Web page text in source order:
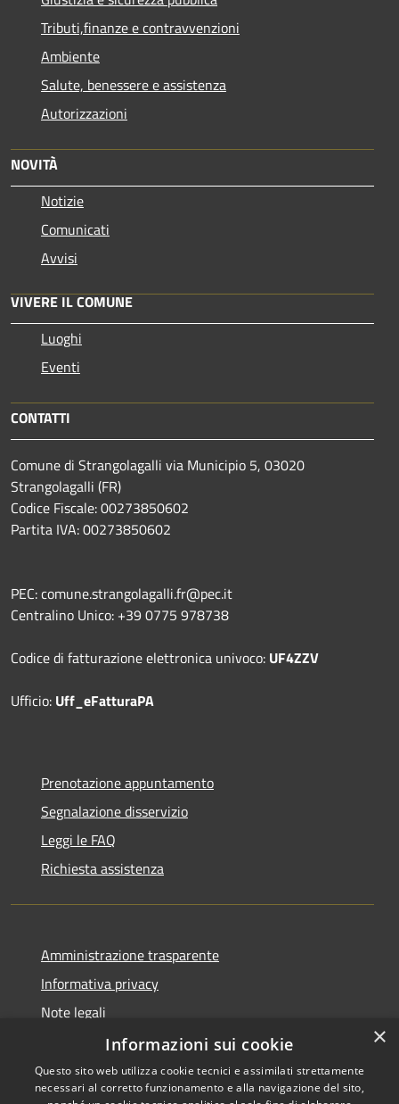
Tributi,finanze e contravvenzioni
Ambiente
Salute, benessere e assistenza
Autorizzazioni
NOVITÀ
Notizie
Comunicati
Avvisi
VIVERE IL COMUNE
Luoghi
Eventi
CONTATTI
Comune di Strangolagalli via Municipio 5, 03020
Strangolagalli (FR)
Codice Fiscale: 00273850602
Partita IVA: 00273850602
PEC: comune.strangolagalli.fr@pec.it
Centralino Unico: +39 0775 978738
Codice di fatturazione elettronica univoco: UF4ZZV
Ufficio: Uff_eFatturaPA
Prenotazione appuntamento
Segnalazione disservizio
Leggi le FAQ
Richiesta assistenza
Amministrazione trasparente
Informativa privacy
Note legali
Dichiarazione di accessibilità
×
Informazioni sui cookie
Questo sito web utilizza cookie tecnici e assimilati strettamente
necessari al corretto funzionamento e alla navigazione del sito,